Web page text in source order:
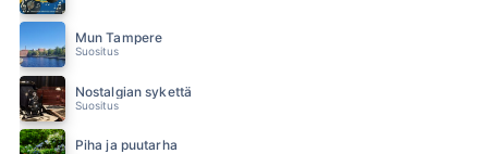
Mun Tampere
Suositus
Nostalgian sykettä
Suositus
Piha ja puutarha